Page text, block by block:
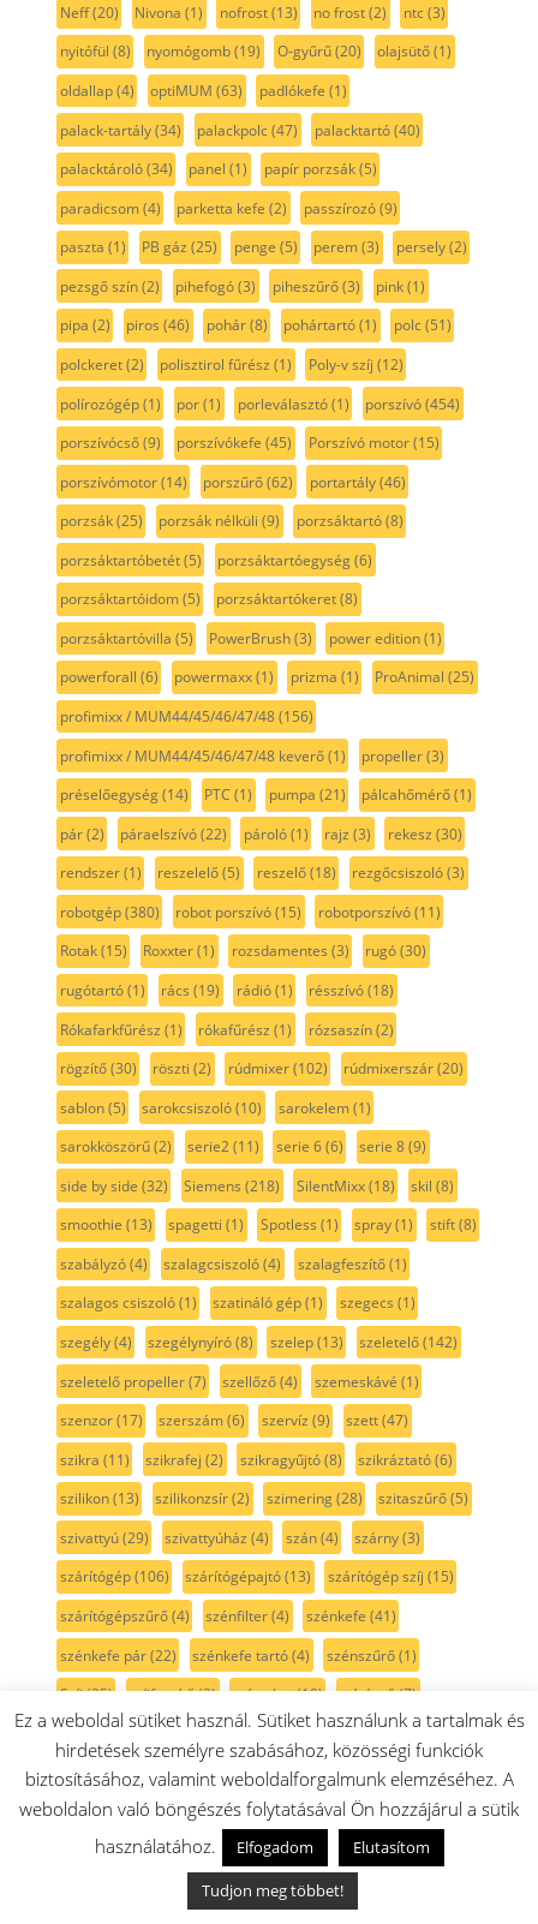
Neff(20) Nivona (1) nofrost(13) no frost(2) ntc(3)
nyitófül (8) nyomógomb(19) O-gyűrű(20) olajsütő(1)
oldallap(4) optiMUM (63) padlókefe (1)
palack-tartály(34) palackpolc(47) palacktartó(40)
palacktároló(34) panel (1) papír porzsák(5)
paradicsom(4) parketta kefe (2) passzírozó(9)
paszta (1) PB gáz (25) penge (5) perem(3) persely(2)
pezsgő szín(2) pihefogó(3) piheszűrő(3) pink(1)
pipa (2) piros (46) pohár(8) pohártartó(1) polc(51)
polckeret(2) polisztirol fűrész (1) Poly-v szíj (12)
polírozógép(1) por(1) porleválasztó(1) porszívó(454)
porszívócső(9) porszívókefe (45) Porszívó motor(15)
porszívómotor(14) porszűrő(62) portartály(46)
porzsák(25) porzsák nélküli (9) porzsáktartó(8)
porzsáktartóbetét(5) porzsáktartóegység(6)
porzsáktartóidom(5) porzsáktartókeret(8)
porzsáktartóvilla (5) PowerBrush(3) power edition(1)
powerforall (6) powermaxx(1) prizma (1) ProAnimal (25)
profimixx / MUM44/45/46/47/48(156)
profimixx / MUM44/45/46/47/48 keverő(1) propeller(3)
préselőegység(14) PTC (1) pumpa (21) pálcahőmérő(1)
pár(2) páraelszívó(22) pároló(1) rajz (3) rekesz (30)
rendszer(1) reszelelő(5) reszelő(18) rezgőcsiszoló(3)
robotgép(380) robot porszívó(15) robotporszívó(11)
Rotak(15) Roxxter(1) rozsdamentes (3) rugó(30)
rugótartó(1) rács (19) rádió(1) résszívó(18)
Rókafarkfűrész (1) rókafűrész (1) rózsaszín(2)
rögzítő(30) röszti (2) rúdmixer(102) rúdmixerszár(20)
sablon(5) sarokcsiszoló(10) sarokelem(1)
sarokköszörű(2) serie2(11) serie 6(6) serie 8(9)
side by side (32) Siemens (218) SilentMixx(18) skil (8)
smoothie (13) spagetti (1) Spotless (1) spray(1) stift(8)
szabályzó(4) szalagcsiszoló(4) szalagfeszítő(1)
szalagos csiszoló(1) szatináló gép(1) szegecs (1)
szegély(4) szegélynyíró(8) szelep(13) szeletelő(142)
szeletelő propeller(7) szellőző(4) szemeskávé (1)
szenzor(17) szerszám(6) szervíz (9) szett(47)
szikra (11) szikrafej (2) szikragyűjtó(8) szikráztató(6)
szilikon(13) szilikonzsír(2) szimering(28) szitaszűrő(5)
szivattyú(29) szivattyúház (4) szán(4) szárny(3)
szárítógép(106) szárítógépajtó(13) szárítógép szíj (15)
szárítógépszűrő(4) szénfilter(4) szénkefe (41)
szénkefe pár(22) szénkefe tartó(4) szénszűrő(1)
Szíj(25) szíjfeszítő(3) színtelen(10) szívócső(7)
szívófej(92) szórófej(3) szórókar(9) szögcsiszoló(1)
szögfúró(1) szögpolírozó(1) szöszszedő(3)
szöszszűrő(5) szürke(36) szűkítő(2) szűrő(175)
szűrőtartó(6) sárga(3) sín(5) sótartály(7) sötétkék
sütemény kinyomó(3)
Ez a weboldal sütiket használ. Sütiket használunk a tartalmak és
hirdetések személyre szabásához, közösségi funkciók
biztosításához, valamint weboldalforgalmunk elemzéséhez. A
weboldalon való böngészés folytatásával Ön hozzájárul a sütik
használatához.
Elfogadom
Elutasítom
Tudjon meg többet!